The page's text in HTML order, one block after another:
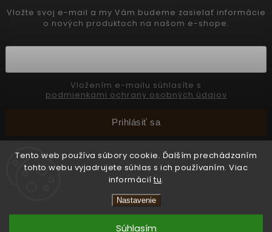
Tento web používa súbory cookie. Ďalším prechádzaním
tohto webu vyjadrujete súhlas s ich používaním. Viac
informácií tu.
Nastavenie
Súhlasím
Vložte svoj e-mail a my Vám budeme zasielať informácie
o nových produktoch na našom e-shope.
podmienkami ochrany osobných údajov
Prihlásiť sa
Copyright 2026INTERMEDIC SK. Všetky práva vyhradené.
VytvořilShoptet